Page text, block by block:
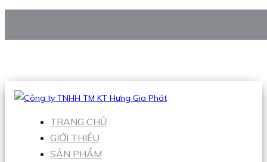
Hotline:0938 906 663
TRANG CHỦ
GIỚI THIỆU
SẢN PHẨM